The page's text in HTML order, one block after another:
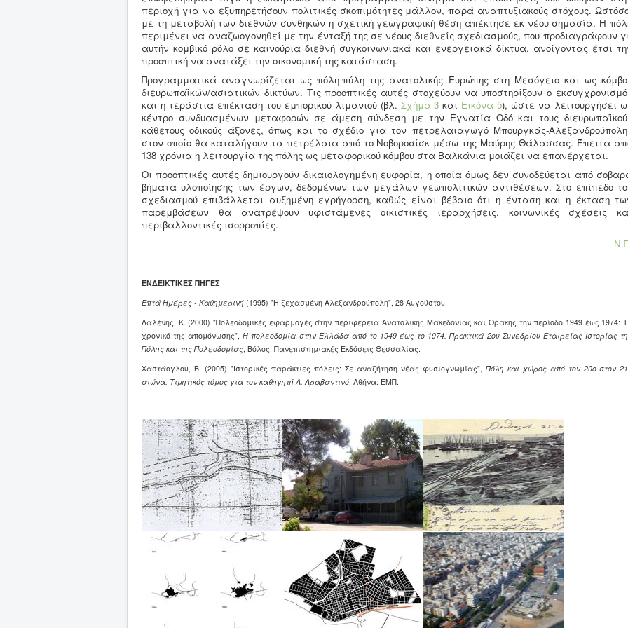
περιοχή για να εξυπηρετήσουν πολιτικές σκοπιμότητες μάλλον, παρά αναπτυξιακούς στόχους.
με τη μεταβολή των διεθνών συνθηκών η σχετική γεωγραφική θέση απέκτησε εκ νέου σημασία. Η
περιμένει να αναζωογονηθεί με την ένταξή της σε νέους διεθνείς σχεδιασμούς, που προδιαγράφουν
αυτήν κομβικό ρόλο σε καινούρια διεθνή συγκοινωνιακά και ενεργειακά δίκτυα, ανοίγοντας έτσι
προοπτική να ανατάξει την οικονομική της κατάσταση.
Προγραμματικά αναγνωρίζεται ως πόλη-πύλη της ανατολικής Ευρώπης στη Μεσόγειο και ως
διευρωπαϊκών/ασιατικών δικτύων. Τις προοπτικές αυτές στοχεύουν να υποστηρίξουν ο
και η τεράστια επέκταση του εμπορικού λιμανιού (βλ. Σχήμα 3 και Εικόνα 5), ώστε να λειτουργήσει
κέντρο συνδυασμένων μεταφορών σε άμεση σύνδεση με την Εγνατία Οδό και τους
κάθετους οδικούς άξονες, όπως και το σχέδιο για τον πετρελαιαγωγό Μπουργκάς-
στον οποίο θα καταλήγουν τα πετρέλαια από το Νοβοροσίσκ μέσω της Μαύρης Θάλασσας. Έπειτα
138 χρόνια η λειτουργία της πόλης ως μεταφορικού κόμβου στα Βαλκάνια μοιάζει να επανέρχεται.
Οι προοπτικές αυτές δημιουργούν δικαιολογημένη ευφορία, η οποία όμως δεν συνοδεύεται από
βήματα υλοποίησης των έργων, δεδομένων των μεγάλων γεωπολιτικών αντιθέσεων. Στο επίπεδο
σχεδιασμού επιβάλλεται αυξημένη εγρήγορση, καθώς είναι βέβαιο ότι η ένταση και η έκταση
παρεμβάσεων θα ανατρέψουν υφιστάμενες οικιστικές ιεραρχήσεις, κοινωνικές σχέσεις
περιβαλλοντικές ισορροπίες.
ΕΝΔΕΙΚΤΙΚΕΣ ΠΗΓΕΣ
Επτά Ημέρες - Καθημερινή (1995) "Η ξεχασμένη Αλεξανδρούπολη", 28 Αυγούστου.
Λαλένης, Κ. (2000) "Πολεοδομικές εφαρμογές στην περιφέρεια Ανατολικής Μακεδονίας και Θράκης την περίοδο 1949 έως 1974:
χρονικό της απομόνωσης",Η πολεοδομία στην Ελλάδα από το 1949 έως το 1974. Πρακτικά 2ου Συνεδρίου Εταιρείας Ιστορίας
Πόλης και της Πολεοδομίας, Βόλος: Πανεπιστημιακές Eκδόσεις Θεσσαλίας.
Χαστάογλου, B. (2005) "Ιστορικές παράκτιες πόλεις: Σε αναζήτηση νέας φυσιογνωμίας",Πόλη και χώρος από τον 20ο στον
αιώνα. Τιμητικός τόμος για τον καθηγητή Α. Αραβαντινό, Αθήνα: ΕΜΠ.